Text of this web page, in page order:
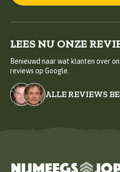
LEES NU ONZE
Benieuwd naar wat klanten over
reviews op Google.
ALLE REVIEWS